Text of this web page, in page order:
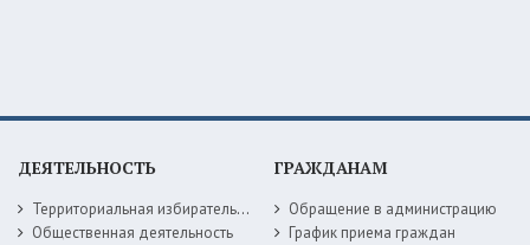
ДЕЯТЕЛЬНОСТЬ
Территориальная избирательная комиссия
Общественная деятельность
ГРАЖДАНАМ
Обращение в администрацию
График приема граждан